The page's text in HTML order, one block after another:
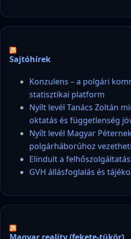
Sajtóhírek
Konzulens – a polgári
statisztikai platform
Nyílt levél Tanács Zoltán
oktatás és függetlenség
Nyílt levél Magyar
polgárháborúhoz
Elindult a
GVH állásfoglalás és